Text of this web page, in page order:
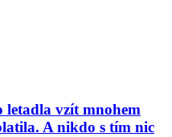
letadla vzít mnohem
A nikdo s tím nic